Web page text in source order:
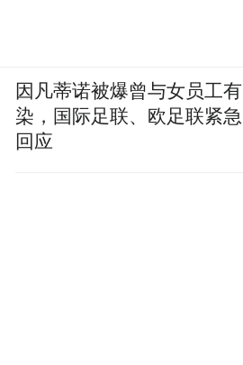
因凡蒂诺被爆曾与女员工有
染，国际足联、欧足联紧急
回应